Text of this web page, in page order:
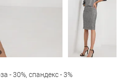
- 30%, спандекс - 3%